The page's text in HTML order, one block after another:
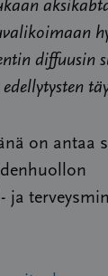
diffuusin
on antaa
ja